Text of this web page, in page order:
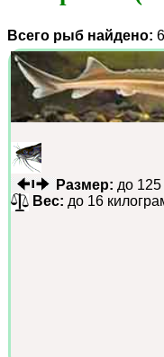
Всего рыб найдено: 6
Размер: до 125
Вес: до 16